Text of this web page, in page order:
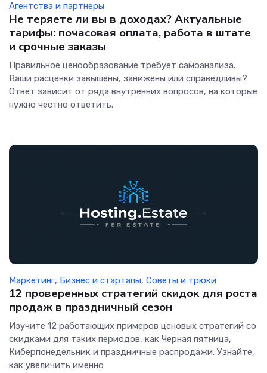
Агентства и партнеры
Не теряете ли вы в доходах? Актуальные
тарифы: почасовая оплата, работа в штате
и срочные заказы
Правильное ценообразование требует самоанализа.
Ваши расценки завышены, занижены или справедливы?
Ответ зависит от ряда внутренних вопросов, на которые
нужно честно ответить.
Маркетинг, Бизнес и стартапы, Советы и трюки
12 проверенных стратегий скидок для роста
продаж в праздничный сезон
Изучите 12 работающих примеров ценовых стратегий со
скидками для таких периодов, как Черная пятница,
Киберпонедельник и праздничные распродажи. Узнайте,
как увеличить именно